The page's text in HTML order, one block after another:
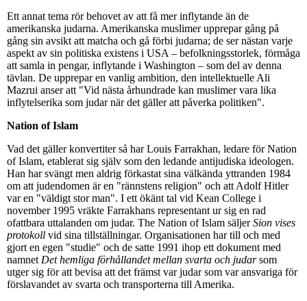
Ett annat tema rör behovet av att få mer inflytande än de
amerikanska judarna. Amerikanska muslimer upprepar gång på
gång sin avsikt att matcha och gå förbi judarna; de ser nästan varje
aspekt av sin politiska existens i USA – befolkningsstorlek, förmåga
att samla in pengar, inflytande i Washington – som del av denna
tävlan. De upprepar en vanlig ambition, den intellektuelle Ali
Mazrui anser att "Vid nästa århundrade kan muslimer vara lika
inflytelserika som judar när det gäller att påverka politiken".
Nation of Islam
Vad det gäller konvertiter så har Louis Farrakhan, ledare för Nation
of Islam, etablerat sig själv som den ledande antijudiska ideologen.
Han har svängt men aldrig förkastat sina välkända yttranden 1984
om att judendomen är en "rännstens religion" och att Adolf Hitler
var en "väldigt stor man". I ett ökänt tal vid Kean College i
november 1995 vräkte Farrakhans representant ur sig en rad
ofattbara uttalanden om judar. The Nation of Islam säljerSion vises
protokoll vid sina tillställningar. Organisationen har till och med
gjort en egen "studie" och de satte 1991 ihop ett dokument med
namnet Det hemliga förhållandet mellan svarta och judarsom
utger sig för att bevisa att det främst var judar som var ansvariga för
förslavandet av svarta och transporterna till Amerika.